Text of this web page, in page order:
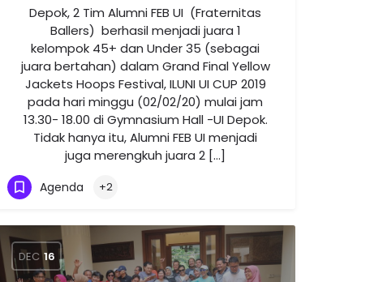
Depok, 2 Tim Alumni FEB UI (Fraternitas
Ballers) berhasil menjadi juara 1
kelompok 45+ dan Under 35 (sebagai
juara bertahan) dalam Grand Final Yellow
Jackets Hoops Festival, ILUNI UI CUP 2019
pada hari minggu (02/02/20) mulai jam
13.30- 18.00 di Gymnasium Hall -UI Depok.
Tidak hanya itu, Alumni FEB UI menjadi
juga merengkuh juara 2 […]
Agenda +2
DEC 16